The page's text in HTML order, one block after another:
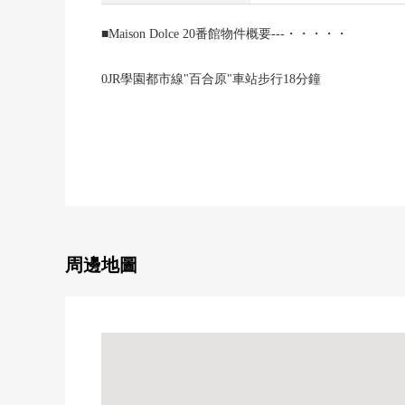
■Maison Dolce 20番館物件概要---・・・・・
0JR學園都市線"百合原"車站步行18分鐘
0在全居室收納有
周邊地圖